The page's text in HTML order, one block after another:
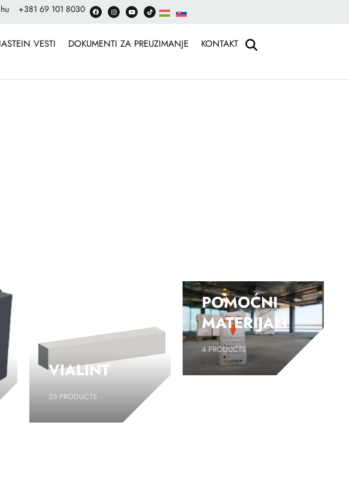
+381 69 101 8030
VESTI DOKUMENTI ZA PREUZIMANJE KONTAKT
VIALINT
25 PRODUCTS
POMOĆNI
MATERIJALI
4 PRODUCTS